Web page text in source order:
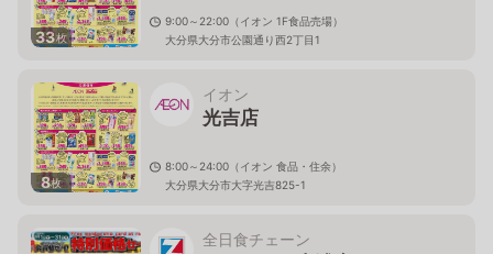
33枚
9:00～22:00（イオン 1F食品売場）
大分県大分市公園通り西2丁目1
8枚
イオン
光吉店
8:00～24:00（イオン 食品・住余）
大分県大分市大字光吉825-1
全日食チェーン